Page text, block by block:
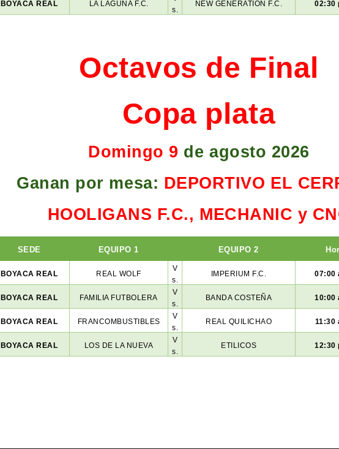
BOYACA REAL LA LAGUNA F.C.
s.
NEW GENERATION F.C. 02:30
Octavos de Final
Copa plata
Domingo 9 de agosto 2026
Ganan por mesa: DEPORTIVO EL
HOOLIGANS F.C., MECHANIC y
SEDE EQUIPO 1 EQUIPO 2
BOYACA REAL REAL WOLF
V
s.
IMPERIUM F.C. 07:00
BOYACA REAL FAMILIA FUTBOLERA
V
s.
BANDA COSTEÑA 10:00
BOYACA REAL FRANCOMBUSTIBLES
V
s.
REAL QUILICHAO 11:30
BOYACA REAL LOS DE LA NUEVA
V
s.
ETILICOS 12:30